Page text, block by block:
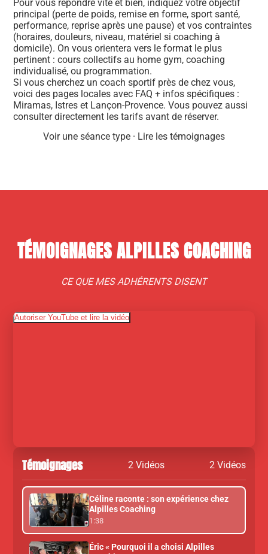
Pour vous répondre vite et bien, indiquez votre objectif
principal (perte de poids, remise en forme, sport santé,
performance, reprise après une pause) et vos contraintes
(horaires, douleurs, niveau, matériel si coaching à
domicile). On vous orientera vers le format le plus
pertinent : cours collectifs au home gym, coaching
individualisé, ou programmation.
Si vous cherchez un coach sportif près de chez vous,
voici des pages locales avec FAQ + infos spécifiques :
Miramas, Istres et Lançon-Provence. Vous pouvez aussi
consulter directement lestarifs avant de réserver.
Voir une séance type · Lire les témoignages
TÉMOIGNAGES ALPILLES COACHING
CE QUE MES ADHÉRENTS DISENT
Autoriser YouTube et lire la vidéo
Témoignages 2 Vidéos 2 Vidéos
Céline raconte : son expérience chez
Alpilles Coaching
1:38
Éric « Pourquoi il a choisi Alpilles